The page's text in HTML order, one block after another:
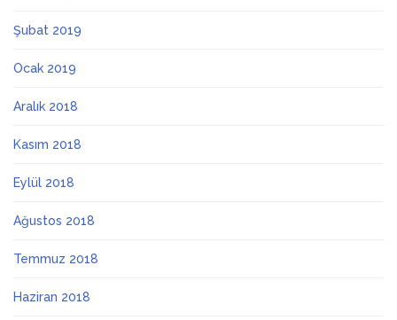
Şubat 2019
Ocak 2019
Aralık 2018
Kasım 2018
Eylül 2018
Ağustos 2018
Temmuz 2018
Haziran 2018